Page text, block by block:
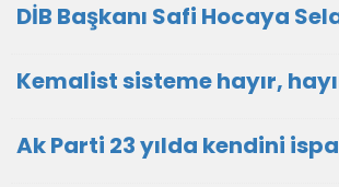
DİB Başkanı Safi Hocaya
Kemalist sisteme hayır,
Ak Parti 23 yılda kendini